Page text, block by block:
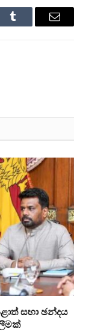
Tumblr Email
සභා ඡන්දය